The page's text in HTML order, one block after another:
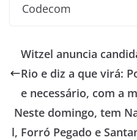
Codecom
Witzel anuncia
Rio e diz a que virá:
e necessário, com a
Neste domingo, tem
l, Forró Pegado e